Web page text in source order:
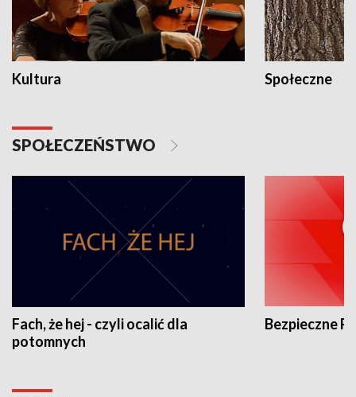
Kultura Społeczne
SPOŁECZEŃSTWO
Fach, że hej - czyli ocalić dla
potomnych
Bezpieczne